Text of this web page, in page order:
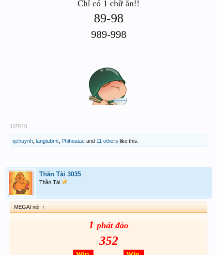
Chỉ có 1 chữ ăn!!
89-98
989-998
12/7/10
qchuynh langtubmt Phihoatac and 11 others like this.
Thần Tài 3035
Thần Tài
MEGAI nói: ↑
1 phát đảo
352